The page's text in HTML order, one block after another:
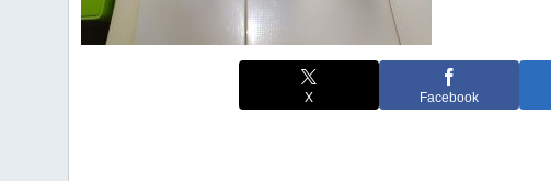
X Facebook